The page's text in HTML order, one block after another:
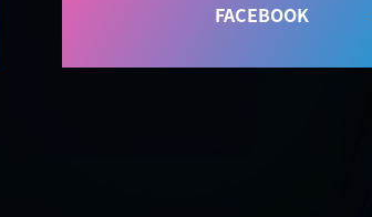
FACEBOOK